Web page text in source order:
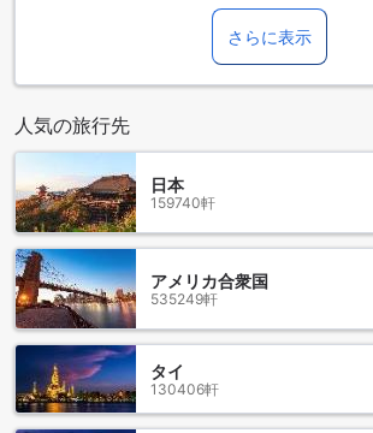
れる全てのゲストに特別な体験を提供する理
です。この魅力的なヴィラは、2つの快適な
り、心地よい滞在をお約束します。チェッ
ら可能で、チェックアウトは午前11時まで
家族連れのお客様にも優しいこのホテルでは
お子様が無料で宿泊できるため、安心して
す。美しい自然に囲まれたヴィラ ガン エデ
とときをお過ごしください。
ヴィラ ガン エデンの贅沢なエンターテイン
ヴィラ ガン エデンでは、心身のリフレッシ
の贅沢なエンターテインメント施設が充実
ず、リラクゼーションを求めるゲストには
ナルなマッサージサービスが用意されており
す完璧なひとときを提供します。経験豊富な
るマッサージは、ストレスを軽減し、心身
さらに表示
人気の旅行先
日本
159740軒
アメリカ合衆国
535249軒
タイ
130406軒